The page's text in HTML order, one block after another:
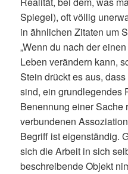
Spiegel), oft völlig
in ähnlichen Zitaten um
„Wenn du nach der
Leben verändern kann,
Stein drückt es aus,
sind, ein grundlegendes
Benennung einer Sache
verbundenen
Begriff ist eigenständig.
sich die Arbeit in sich
beschreibende Objekt